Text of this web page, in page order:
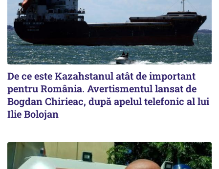
De ce este Kazahstanul atât de important
pentru România. Avertismentul lansat de
Bogdan Chirieac, după apelul telefonic al lui
Ilie Bolojan